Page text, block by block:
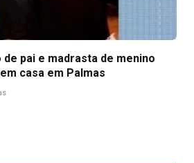
pai e madrasta de menino
casa em Palmas